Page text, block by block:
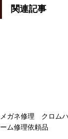
関連記事
メガネ修理 クロム
ーム修理依頼品